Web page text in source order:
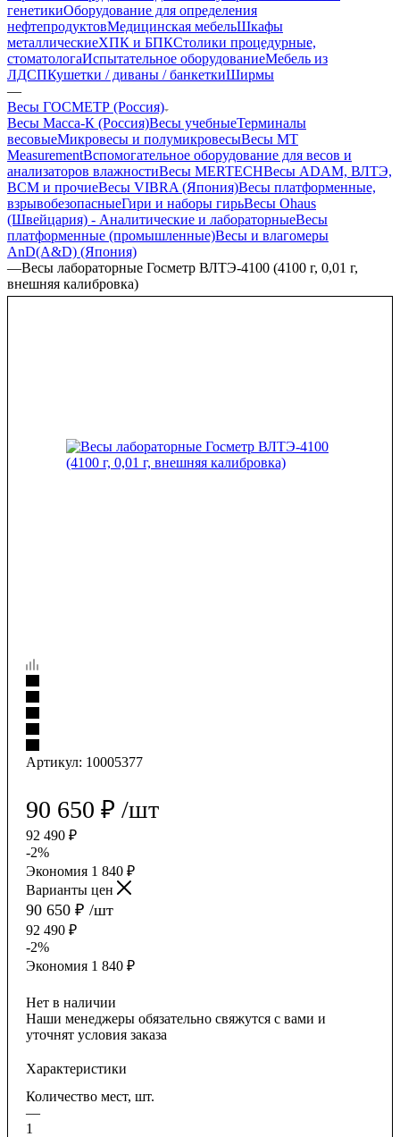
генетикиОборудование для определения
нефтепродуктовМедицинская мебельШкафы
металлическиеХПК и БПКСтолики процедурные,
стоматологаИспытательное оборудованиеМебель из
ЛДСПКушетки / диваны / банкеткиШирмы
—
Весы ГОСМЕТР (Россия)
Весы Масса-К (Россия)Весы учебныеТерминалы
весовыеМикровесы и полумикровесыВесы MT
MeasurementВспомогательное оборудование для весов и
анализаторов влажностиВесы MERTECHВесы ADAM, ВЛТЭ,
BCM и прочиеВесы VIBRA (Япония)Весы платформенные,
взрывобезопасныеГири и наборы гирьВесы Ohaus
(Швейцария) - Аналитические и лабораторныеВесы
платформенные (промышленные)Весы и влагомеры
AnD(A&D) (Япония)
—Весы лабораторные Госметр ВЛТЭ-4100 (4100 г, 0,01 г,
внешняя калибровка)
Артикул: 10005377
90 650 ₽ /шт
92 490 ₽
-2%
Экономия 1 840 ₽
Варианты цен
90 650 ₽ /шт
92 490 ₽
-2%
Экономия 1 840 ₽
Нет в наличии
Наши менеджеры обязательно свяжутся с вами и
уточнят условия заказа
Характеристики
Количество мест, шт.
—
1